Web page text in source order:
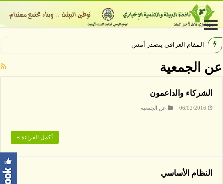
المقام العراقي يتصدر أمسيات ا
عن الجمعية
الشركاء والداعمون
06/02/2016 عن الجمعية
أكمل القراءة »
النظام الأساسي